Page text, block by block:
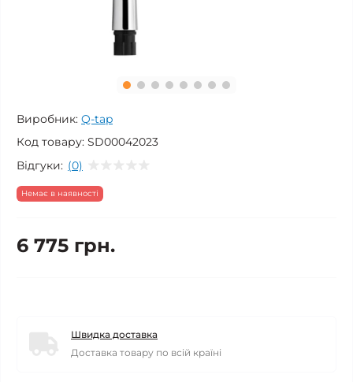
Виробник: Q-tap
Код товару: SD00042023
Відгуки: (0)
Немає в наявності
6 775 грн.
Швидка доставка
Доставка товару по всій країні